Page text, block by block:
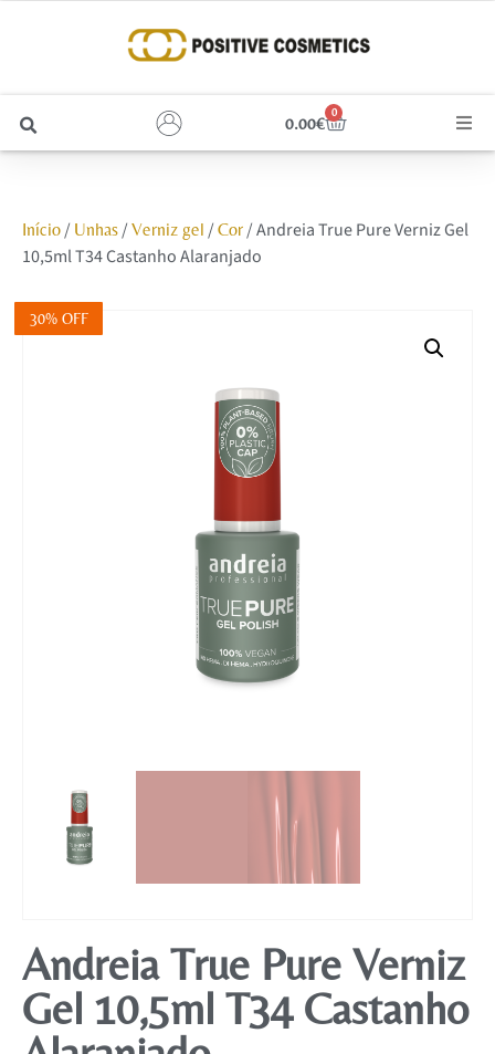
0.00€
0
Unhas
Início/ Unhas/ Verniz gel / Cor/ Andreia True Pure Verniz Gel
10,5ml T34 Castanho Alaranjado
30% OFF
Andreia True Pure Verniz
Gel 10,5ml T34 Castanho